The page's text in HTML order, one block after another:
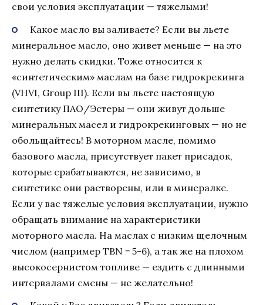
свои условия эксплуатации — тяжелыми!
Какое масло вы заливаете? Если вы льете
минеральное масло, оно живет меньше — на это
нужно делать скидки. Тоже относится к
«синтетическим» маслам на базе гидрокрекинга
(VHVI, Group III). Если вы льете настоящую
синтетику ПАО/Эстеры — они живут дольше
минеральных масел и гидрокрекинговых — но не
обольщайтесь! В моторном масле, помимо
базового масла, присутствует пакет присадок,
которые срабатываются, не зависимо, в
синтетике они растворены, или в минералке.
Если у вас тяжелые условия эксплуатации, нужно
обращать внимание на характеристики
моторного масла. На маслах с низким щелочным
числом (например TBN = 5-6), а так же на плохом
высокосернистом топливе — ездить с длинными
интервалами смены — не желательно!